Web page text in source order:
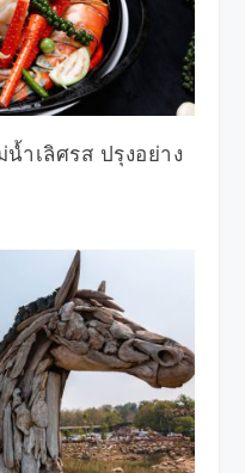
ำเลิศรส ปรุงอย่าง